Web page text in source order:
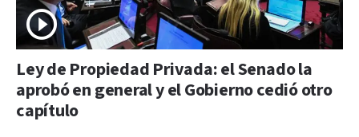
Ley de Propiedad Privada: el Senado la
aprobó en general y el Gobierno cedió otro
capítulo